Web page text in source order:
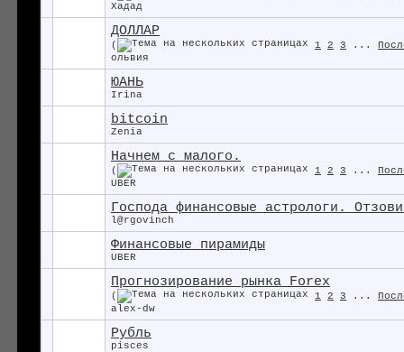
Хадад
ДОЛЛАР
( 1 2 3 ...
ольвия
ЮАНЬ
Irina
bitcoin
Zenia
Начнем с малого.
( 1 2 3 ...
UBER
Господа финансовые астрологи.
l@rgovinch
Финансовые пирамиды
UBER
Прогнозирование рынка Forex
( 1 2 3 ...
alex-dw
Рубль
pisces